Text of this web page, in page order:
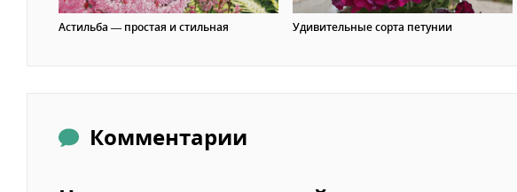
Астильба — простая и стильная Удивительные сорта петунии
Комментарии